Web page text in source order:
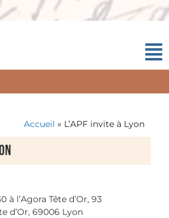
Accueil » L’APF invite à Lyon
à l’Agora Tête d’Or, 93
d’Or, 69006 Lyon